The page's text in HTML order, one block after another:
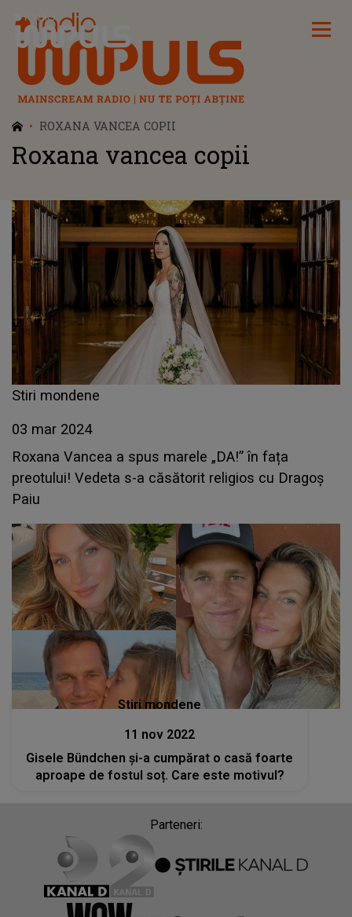
Radio Impuls
ROXANA VANCEA COPII
Roxana vancea copii
Stiri mondene
03 mar 2024
Roxana Vancea a spus marele „DA!” în fața
preotului! Vedeta s-a căsătorit religios cu Dragoș
Paiu
Stiri mondene
11 nov 2022
Gisele Bündchen și-a cumpărat o casă foarte
aproape de fostul soț. Care este motivul?
Parteneri: